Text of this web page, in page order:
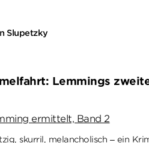
Slupetzky
Lemmings
ermittelt, Band 2
skurril, melancholisch – ein